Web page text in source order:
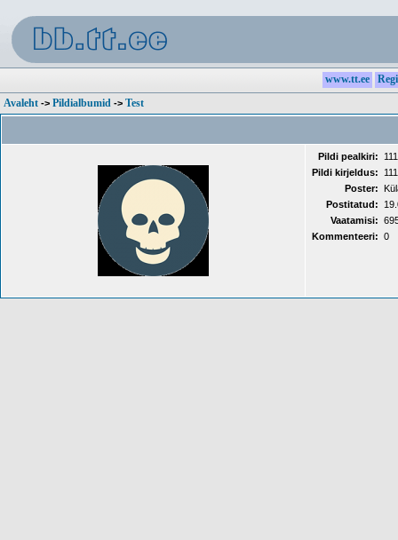
www.tt.ee
Avaleht -> Pildialbumid -> Test
Pildi pealkiri:
111
Pildi kirjeldus:
111
Poster:
Postitatud:
Vaatamisi:
Kommenteeri: 0